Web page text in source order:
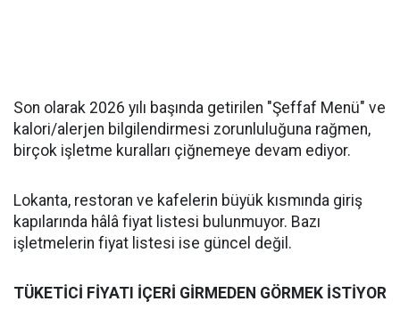
Son olarak 2026 yılı başında getirilen "Şeffaf Menü" ve
kalori/alerjen bilgilendirmesi zorunluluğuna rağmen,
birçok işletme kuralları çiğnemeye devam ediyor.
Lokanta, restoran ve kafelerin büyük kısmında giriş
kapılarında hâlâ fiyat listesi bulunmuyor. Bazı
işletmelerin fiyat listesi ise güncel değil.
TÜKETİCİ FİYATI İÇERİ GİRMEDEN GÖRMEK İSTİYOR